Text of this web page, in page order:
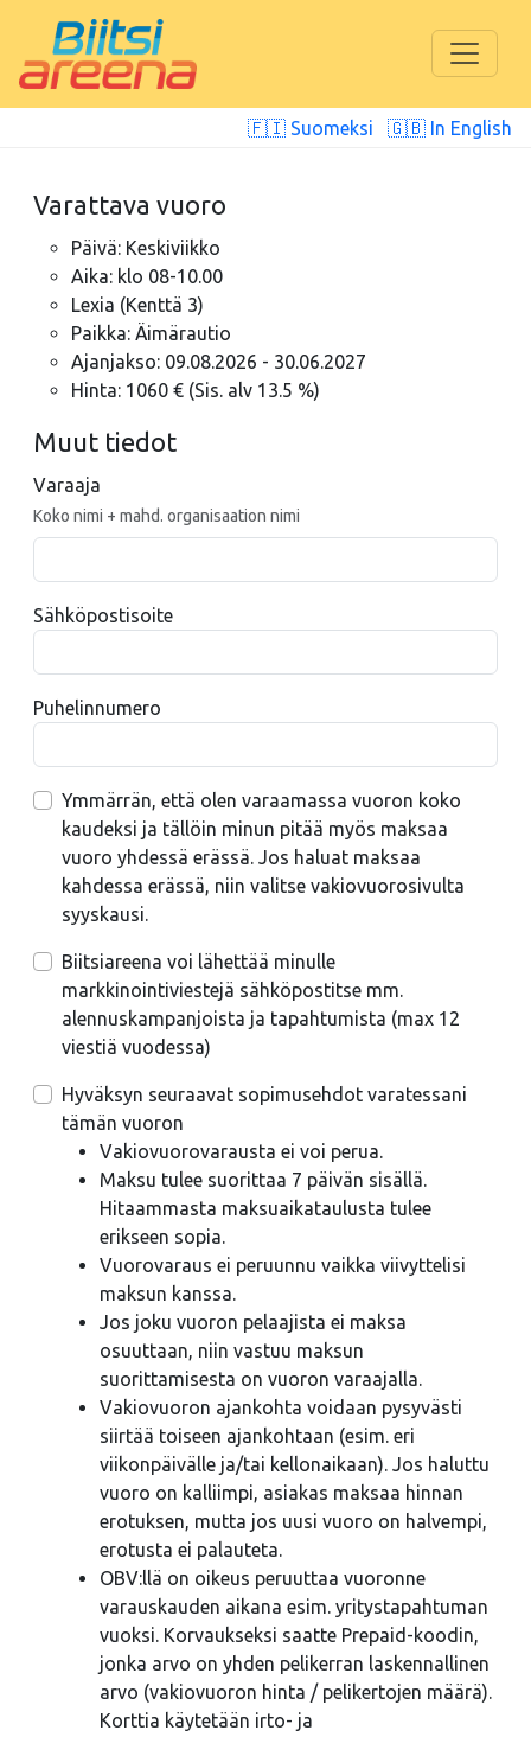
🇫🇮 Suomeksi 🇬🇧 In English
Varattava vuoro
Päivä: Keskiviikko
Aika: klo 08-10.00
Lexia (Kenttä 3)
Paikka: Äimärautio
Ajanjakso: 09.08.2026 - 30.06.2027
Hinta: 1060 € (Sis. alv 13.5 %)
Muut tiedot
Varaaja
Koko nimi + mahd. organisaation nimi
Sähköpostisoite
Puhelinnumero
Ymmärrän, että olen varaamassa vuoron koko
kaudeksi ja tällöin minun pitää myös maksaa
vuoro yhdessä erässä. Jos haluat maksaa
kahdessa erässä, niin valitse vakiovuorosivulta
syyskausi.
Biitsiareena voi lähettää minulle
markkinointiviestejä sähköpostitse mm.
alennuskampanjoista ja tapahtumista (max 12
viestiä vuodessa)
Hyväksyn seuraavat sopimusehdot varatessani
tämän vuoron
Vakiovuorovarausta ei voi perua.
Maksu tulee suorittaa 7 päivän sisällä.
Hitaammasta maksuaikataulusta tulee
erikseen sopia.
Vuorovaraus ei peruunnu vaikka viivyttelisi
maksun kanssa.
Jos joku vuoron pelaajista ei maksa
osuuttaan, niin vastuu maksun
suorittamisesta on vuoron varaajalla.
Vakiovuoron ajankohta voidaan pysyvästi
siirtää toiseen ajankohtaan (esim. eri
viikonpäivälle ja/tai kellonaikaan). Jos haluttu
vuoro on kalliimpi, asiakas maksaa hinnan
erotuksen, mutta jos uusi vuoro on halvempi,
erotusta ei palauteta.
OBV:llä on oikeus peruuttaa vuoronne
varauskauden aikana esim. yritystapahtuman
vuoksi. Korvaukseksi saatte Prepaid-koodin,
jonka arvo on yhden pelikerran laskennallinen
arvo (vakiovuoron hinta / pelikertojen määrä).
Korttia käytetään irto- ja